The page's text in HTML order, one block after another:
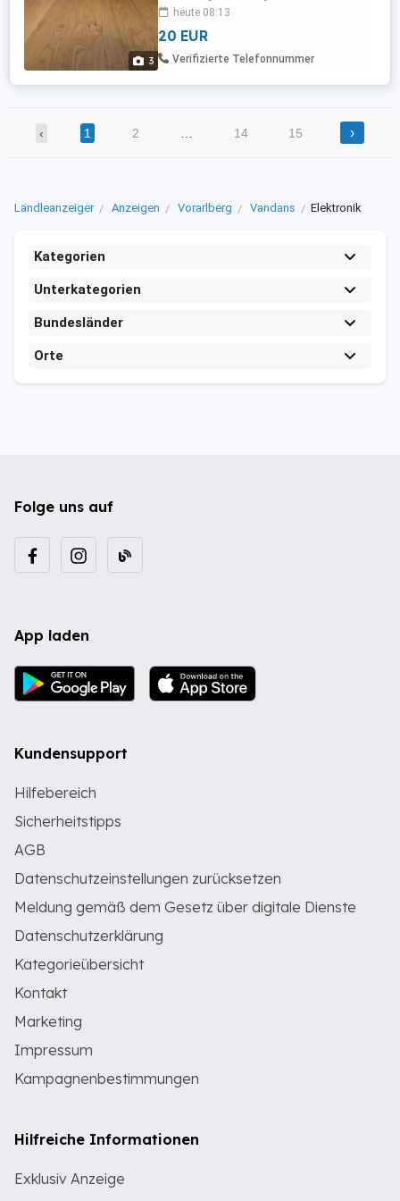
3
10,8 cm und 12,4 cm, für Monitore und
Laptops, Maße: je 40,9 x 27,9 x 12,4 cm
heute 08:13
20 EUR
Verifizierte Telefonnummer
‹ 1 2 14 15 ›
Ländleanzeiger Anzeigen Vorarlberg Vandans Elektronik
Kategorien
Unterkategorien
Bundesländer
Orte
Folge uns auf
App laden
Kundensupport
Hilfebereich
Sicherheitstipps
AGB
Datenschutzeinstellungen zurücksetzen
Meldung gemäß dem Gesetz über digitale Dienste
Datenschutzerklärung
Kategorieübersicht
Kontakt
Marketing
Impressum
Kampagnenbestimmungen
Hilfreiche Informationen
Exklusiv Anzeige